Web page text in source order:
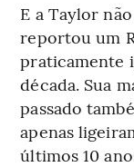
E a Taylor
reportou um
praticamente
década. Sua
passado
apenas
últimos 10